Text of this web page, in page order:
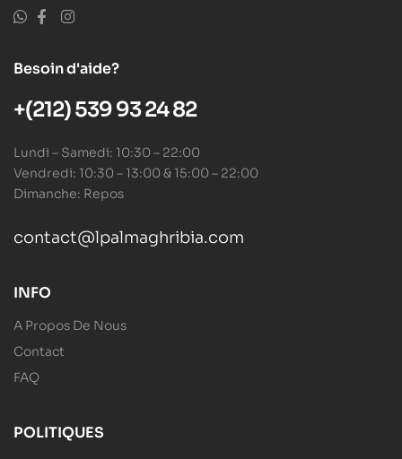
Besoin d'aide?
+(212) 539 93 24 82
Lundi – Samedi: 10:30 – 22:00
Vendredi: 10:30 – 13:00 & 15:00 – 22:00
Dimanche: Repos
contact@lpalmaghribia.com
INFO
A Propos De Nous
Contact
FAQ
POLITIQUES